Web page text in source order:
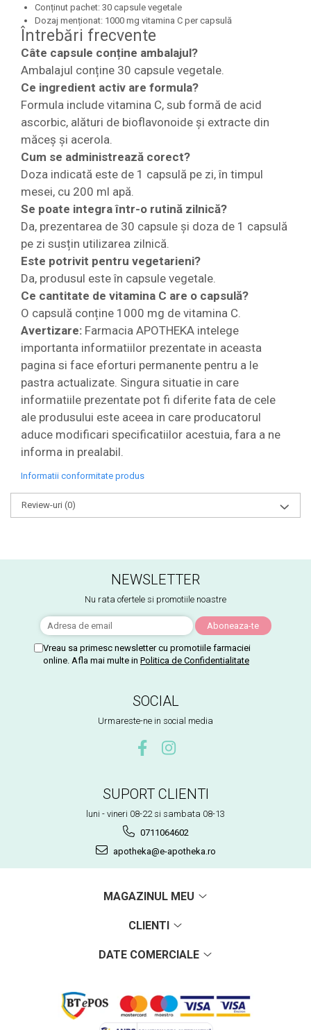
Conținut pachet: 30 capsule vegetale
Dozaj menționat: 1000 mg vitamina C per capsulă
Întrebări frecvente
Câte capsule conține ambalajul?
Ambalajul conține 30 capsule vegetale.
Ce ingredient activ are formula?
Formula include vitamina C, sub formă de acid
ascorbic, alături de bioflavonoide și extracte din
măceș și acerola.
Cum se administrează corect?
Doza indicată este de 1 capsulă pe zi, în timpul
mesei, cu 200 ml apă.
Se poate integra într-o rutină zilnică?
Da, prezentarea de 30 capsule și doza de 1 capsulă
pe zi susțin utilizarea zilnică.
Este potrivit pentru vegetarieni?
Da, produsul este în capsule vegetale.
Ce cantitate de vitamina C are o capsulă?
O capsulă conține 1000 mg de vitamina C.
Avertizare: Farmacia APOTHEKA intelege
importanta informatiilor prezentate in aceasta
pagina si face eforturi permanente pentru a le
pastra actualizate. Singura situatie in care
informatiile prezentate pot fi diferite fata de cele
ale produsului este aceea in care producatorul
aduce modificari specificatiilor acestuia, fara a ne
informa in prealabil.
Informatii conformitate produs
Review-uri (0)
NEWSLETTER
Nu rata ofertele si promotiile noastre
Vreau sa primesc newsletter cu promotiile farmaciei
online. Afla mai multe in Politica de Confidentialitate
SOCIAL
Urmareste-ne in social media
SUPORT CLIENTI
luni - vineri 08-22 si sambata 08-13
0711064602
apotheka@e-apotheka.ro
MAGAZINUL MEU
CLIENTI
DATE COMERCIALE